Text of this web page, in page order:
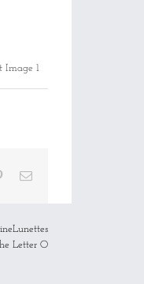
Image 1
PinterestEmail
Letter O